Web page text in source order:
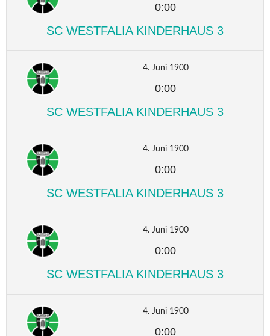
0:00
SC WESTFALIA KINDERHAUS 3
4. Juni 1900
0:00
SC WESTFALIA KINDERHAUS 3
4. Juni 1900
0:00
SC WESTFALIA KINDERHAUS 3
4. Juni 1900
0:00
SC WESTFALIA KINDERHAUS 3
4. Juni 1900
0:00